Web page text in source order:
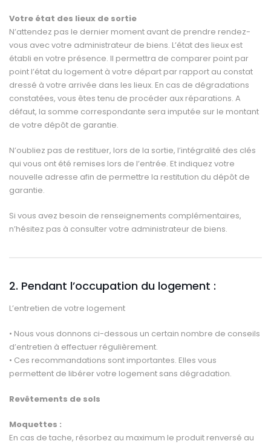
Votre état des lieux de sortie
N’attendez pas le dernier moment avant de prendre rendez-
vous avec votre administrateur de biens. L’état des lieux est
établi en votre présence. Il permettra de comparer point par
point l’état du logement à votre départ par rapport au constat
dressé à votre arrivée dans les lieux. En cas de dégradations
constatées, vous êtes tenu de procéder aux réparations. A
défaut, la somme correspondante sera imputée sur le montant
de votre dépôt de garantie.
N’oubliez pas de restituer, lors de la sortie, l’intégralité des clés
qui vous ont été remises lors de l’entrée. Et indiquez votre
nouvelle adresse afin de permettre la restitution du dépôt de
garantie.
Si vous avez besoin de renseignements complémentaires,
n’hésitez pas à consulter votre administrateur de biens.
2. Pendant l’occupation du logement :
L’entretien de votre logement
• Nous vous donnons ci-dessous un certain nombre de conseils
d’entretien à effectuer régulièrement.
• Ces recommandations sont importantes. Elles vous
permettent de libérer votre logement sans dégradation.
Revêtements de sols
Moquettes :
En cas de tache, résorbez au maximum le produit renversé au